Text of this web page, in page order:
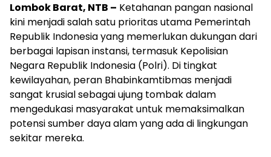
Lombok Barat, NTB – Ketahanan pangan nasional
kini menjadi salah satu prioritas utama Pemerintah
Republik Indonesia yang memerlukan dukungan dari
berbagai lapisan instansi, termasuk Kepolisian
Negara Republik Indonesia (Polri). Di tingkat
kewilayahan, peran Bhabinkamtibmas menjadi
sangat krusial sebagai ujung tombak dalam
mengedukasi masyarakat untuk memaksimalkan
potensi sumber daya alam yang ada di lingkungan
sekitar mereka.